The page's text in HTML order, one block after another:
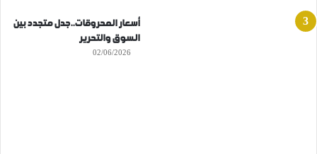
أسعار المحروقات..جدل متجدد بين
السوق والتحرير
02/06/2026